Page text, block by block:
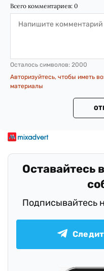
Всего комментариев: 0
Осталось символов: 2000
Авторизуйтесь, чтобы иметь
материалы
Оставайтесь
Подписывайтесь